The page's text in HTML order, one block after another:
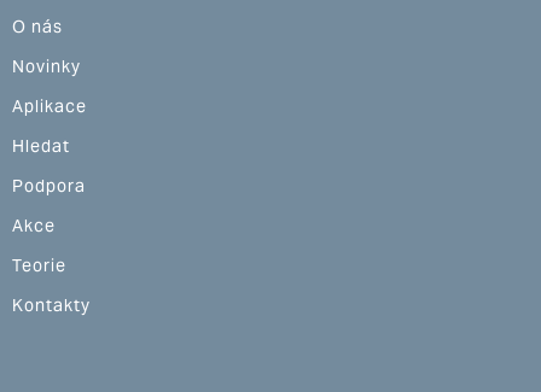
O nás
Novinky
Aplikace
Hledat
Podpora
Akce
Teorie
Kontakty